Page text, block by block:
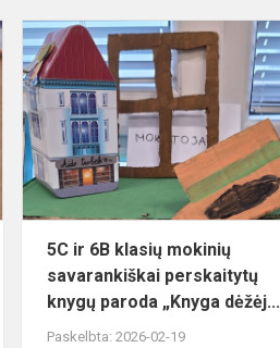
„Mažasis
princas
2.0,
arba
Mažojo
princo
pamokymai
šiuolaik...
5C ir 6B klasių mokinių
savarankiškai perskaitytų
knygų paroda „Knyga dėžėj...
Paskelbta: 2026-02-19